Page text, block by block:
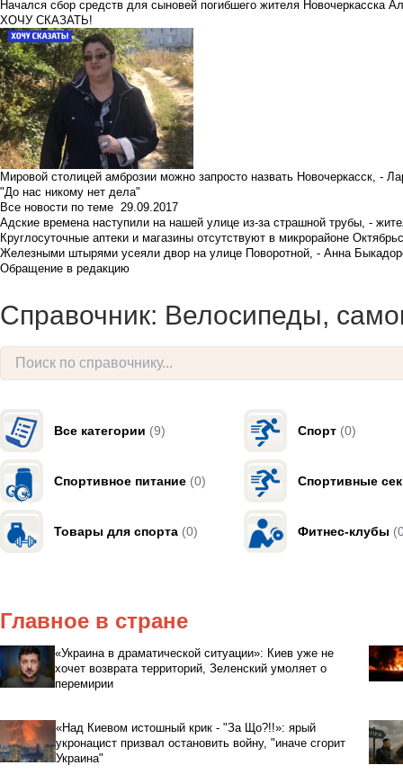
Начался сбор средств для сыновей погибшего жителя Новочеркасска
ХОЧУ СКАЗАТЬ!
Мировой столицей амброзии можно запросто назвать Новочеркасск, -
"До нас никому нет дела"
Все новости по теме 29.09.2017
Адские времена наступили на нашей улице из-за страшной трубы, -
Круглосуточные аптеки и магазины отсутствуют в микрорайоне
Железными штырями усеяли двор на улице Поворотной, - Анна
Обращение в редакцию
Справочник: Велосипеды,
Все категории (9) Спорт (0)
Спортивное питание (0) Спортивные
Товары для спорта (0) Фитнес-клубы
Главное в стране
«Украина в драматической ситуации»: Киев уже не
хочет возврата территорий, Зеленский умоляет о
перемирии
«Над Киевом истошный крик - "За Що?!!»: ярый
укронацист призвал остановить войну, "иначе сгорит
Украина"